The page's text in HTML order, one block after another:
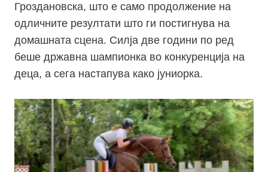
Гроздановска, што е само продолжение на
одличните резултати што ги постигнува на
домашната сцена. Силја две години по ред
беше државна шампионка во конкуренција на
деца, а сега настапува како јуниорка.